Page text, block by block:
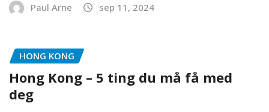
Paul Arne sep 11, 2024
HONG KONG
Hong Kong – 5 ting du må få med
deg